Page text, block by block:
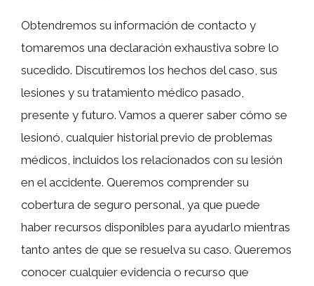
Obtendremos su información de contacto y
tomaremos una declaración exhaustiva sobre lo
sucedido. Discutiremos los hechos del caso, sus
lesiones y su tratamiento médico pasado,
presente y futuro. Vamos a querer saber cómo se
lesionó, cualquier historial previo de problemas
médicos, incluidos los relacionados con su lesión
en el accidente. Queremos comprender su
cobertura de seguro personal, ya que puede
haber recursos disponibles para ayudarlo mientras
tanto antes de que se resuelva su caso. Queremos
conocer cualquier evidencia o recurso que